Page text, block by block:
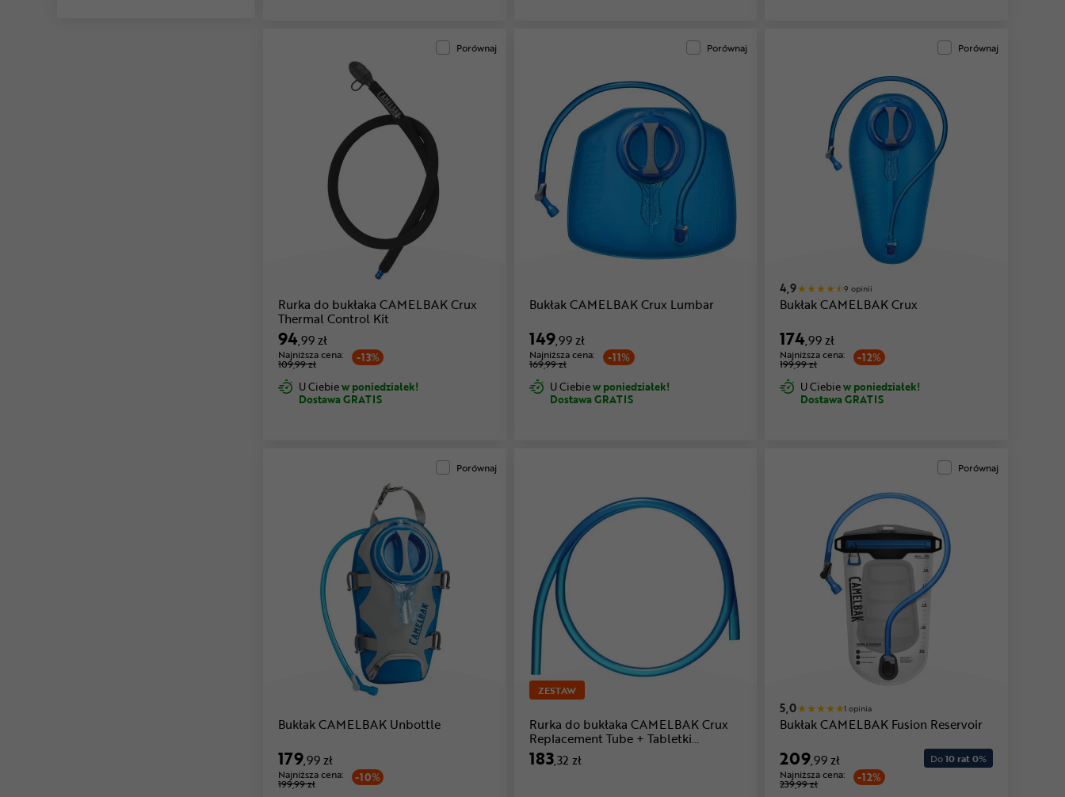
Porównaj
Rurka do bukłaka CAMELBAK Crux
Thermal Control Kit
94,99 zł
-13%
Najniższa cena:
109,99 zł
U Ciebiew poniedziałek!
Dostawa GRATIS
Porównaj
Bukłak CAMELBAK Crux Lumbar
149,99 zł
-11%
Najniższa cena:
169,99 zł
U Ciebiew poniedziałek!
Dostawa GRATIS
Porównaj
4,9 9 opinii
Bukłak CAMELBAK Crux
174,99 zł
-12%
Najniższa cena:
199,99 zł
U Ciebiew poniedziałek!
Dostawa GRATIS
Porównaj
Bukłak CAMELBAK Unbottle
179,99 zł
-10%
Najniższa cena:
199,99 zł
ZESTAW
Rurka do bukłaka CAMELBAK Crux
Replacement Tube + Tabletki
czyszczące CAMELBAK Cleaning
Tablets + Szczotki CAMELBAK
183,32 zł
Porównaj
5,0 1 opinia
Bukłak CAMELBAK Fusion Reservoir
209,99 zł
-12%
Najniższa cena:
239,99 zł
Do10 rat 0%